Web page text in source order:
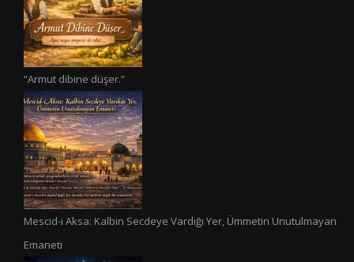
“Armut dibine düşer.”
Mescid-i Aksa: Kalbin Secdeye Vardığı Yer, Ümmetin Unutulmayan
Emaneti